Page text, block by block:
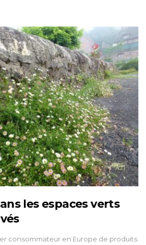
les espaces verts
consommateur en Europe de produits